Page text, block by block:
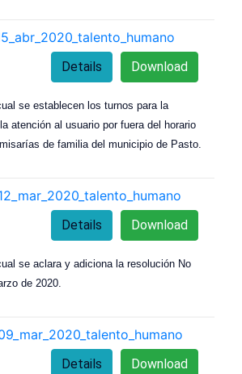
Download
Details
se establecen los turnos para la
atención al usuario por fuera del horario
de familia del municipio de Pasto.
Download
Details
se aclara y adiciona la resolución No
de 2020.
Download
Details